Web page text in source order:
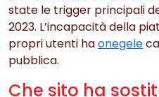
state le trigger principali
2023. L’incapacità della
propri utenti haonegele
pubblica.
Che sito ha